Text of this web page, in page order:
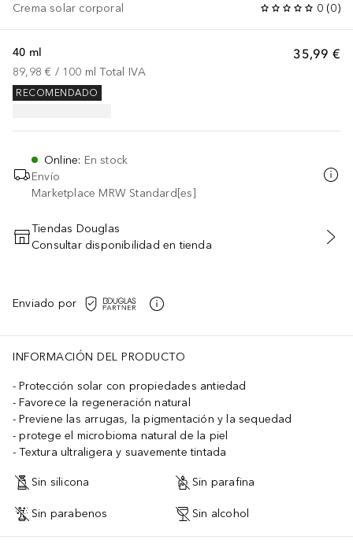
Crema solar corporal 0 (0)
35,99 €
40 ml
89,98 € / 100 ml Total IVA
RECOMENDADO
Online: En stock
Envío
Marketplace MRW Standard[es]
AÑADIR AL CARRITO
Tiendas Douglas
Consultar disponibilidad en tienda
Enviado por
INFORMACIÓN DEL PRODUCTO
Protección solar con propiedades antiedad
Favorece la regeneración natural
Previene las arrugas, la pigmentación y la sequedad
protege el microbioma natural de la piel
Textura ultraligera y suavemente tintada
Sin silicona Sin parafina
Sin parabenos Sin alcohol